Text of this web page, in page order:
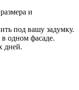
и
под вашу задумку.
одном фасаде.
дней.